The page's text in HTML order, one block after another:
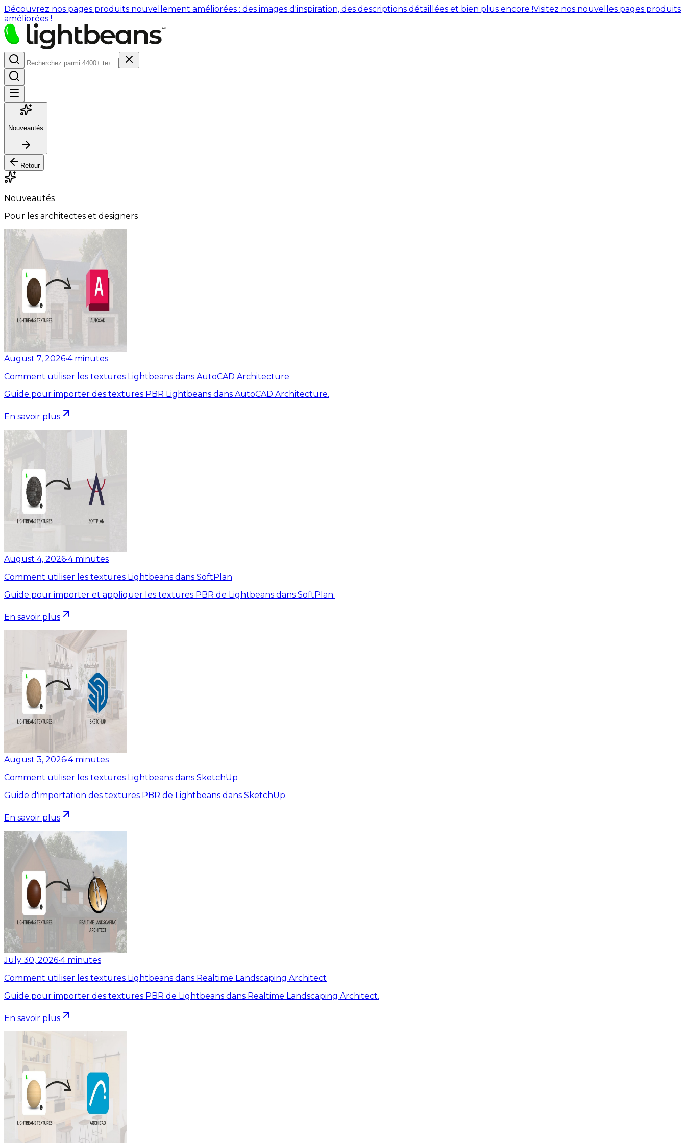
Découvrez nos pages produits nouvellement améliorées : des images d'inspiration, des descriptions détaillées et bien plus encore !Visitez nos nouvelles pages produits
améliorées !
Nouveautés
Retour
Nouveautés
Pour les architectes et designers
August 7, 2026•4 minutes
Comment utiliser les textures Lightbeans dans AutoCAD Architecture
Guide pour importer des textures PBR Lightbeans dans AutoCAD Architecture.
En savoir plus
August 4, 2026•4 minutes
Comment utiliser les textures Lightbeans dans SoftPlan
Guide pour importer et appliquer les textures PBR de Lightbeans dans SoftPlan.
En savoir plus
August 3, 2026•4 minutes
Comment utiliser les textures Lightbeans dans SketchUp
Guide d'importation des textures PBR de Lightbeans dans SketchUp.
En savoir plus
July 30, 2026•4 minutes
Comment utiliser les textures Lightbeans dans Realtime Landscaping Architect
Guide pour importer des textures PBR de Lightbeans dans Realtime Landscaping Architect.
En savoir plus